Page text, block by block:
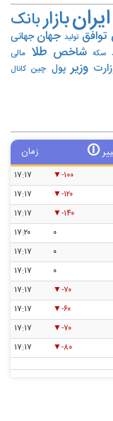
ایرانبازار بانک
توافق تولید جهان جهانی
سکه شاخص طلا مالی
وزیر پول چین کانال
🛈 زمان
-۱۰۰
۱۷:۱۷
-۱۲۰
۱۷:۱۷
-۱۴۰
۱۷:۱۷
۰
۱۷:۲۰
۰
۱۷:۱۷
۰
۱۷:۱۷
-۷۰
۱۷:۱۷
-۶۰
۱۷:۱۷
-۷۰
۱۷:۱۷
-۸۰ ۱۷:۱۷